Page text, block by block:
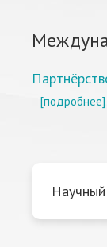
[подробнее]